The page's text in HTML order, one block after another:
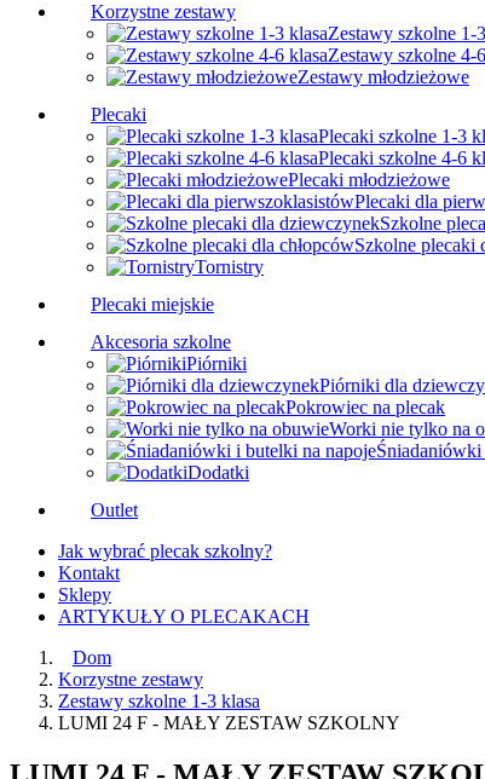
Korzystne zestawy
Zestawy szkolne 1-
Zestawy szkolne 4-
Zestawy młodzieżowe
Plecaki
Plecaki szkolne 1-3
Plecaki szkolne 4-6
Plecaki młodzieżowe
Plecaki dla
Szkolne
Szkolne plecaki
Tornistry
Plecaki miejskie
Akcesoria szkolne
Piórniki
Piórniki dla
Pokrowiec na plecak
Worki nie tylko na
Dodatki
Outlet
Jak wybrać plecak szkolny?
Kontakt
Sklepy
ARTYKUŁY O PLECAKACH
Dom
Korzystne zestawy
Zestawy szkolne 1-3 klasa
LUMI 24 F - MAŁY ZESTAW SZKOLNY